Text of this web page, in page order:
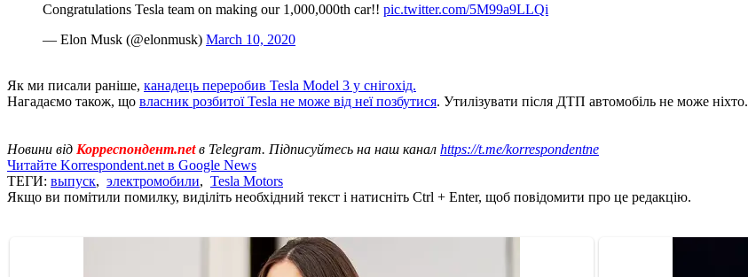
Congratulations Tesla team on making our 1,000,000th car!! pic.twitter.com/5M99a9LLQi
— Elon Musk (@elonmusk) March 10, 2020
Як ми писали раніше, канадець переробив Tesla Model 3 у снігохід.
Нагадаємо також, що власник розбитої Tesla не може від неї позбутися. Утилізувати після ДТП автомобіль не може ніхто.
Новини від Корреспондент.netв Telegram. Підписуйтесь на наш канал https://t.me/korrespondentne
Читайте Korrespondent.net в Google News
ТЕГИ: выпуск, электромобили, Tesla Motors
Якщо ви помітили помилку, виділіть необхідний текст і натисніть Ctrl + Enter, щоб повідомити про це редакцію.